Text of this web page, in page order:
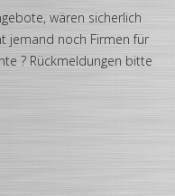
wären sicherlich
jemand noch Firmen für
? Rückmeldungen bitte